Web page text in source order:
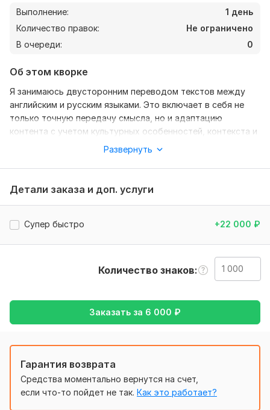
Выполнение:
1 день
Количество правок:
Не ограничено
В очереди:
0
Об этом кворке
Я занимаюсь двусторонним переводом текстов между
английским и русским языками. Это включает в себя не
только точную передачу смысла, но и адаптацию
контента с учетом культурных особенностей, контекста и
стиля. Работа может охватывать различные форматы:
документы, статьи, переписку, медиа-материалы или
технические тексты. Основная цель — обеспечить
ясность, сохранение исходной тональности и
естественное звучание на целевом языке.
Техническое задание с указанием темы, количества
символов для каждого текста и ключевых слов (если они
Недвижимость,Отдых
с Русского на Английский
Объем услуги в кворке:
Развернуть
Детали заказа и доп. услуги
Супер быстро +22 000 ₽
Количество знаков
Заказать за 6 000 ₽
Гарантия возврата
Средства моментально вернутся на счет,
если что-то пойдет не так. Как это работает?